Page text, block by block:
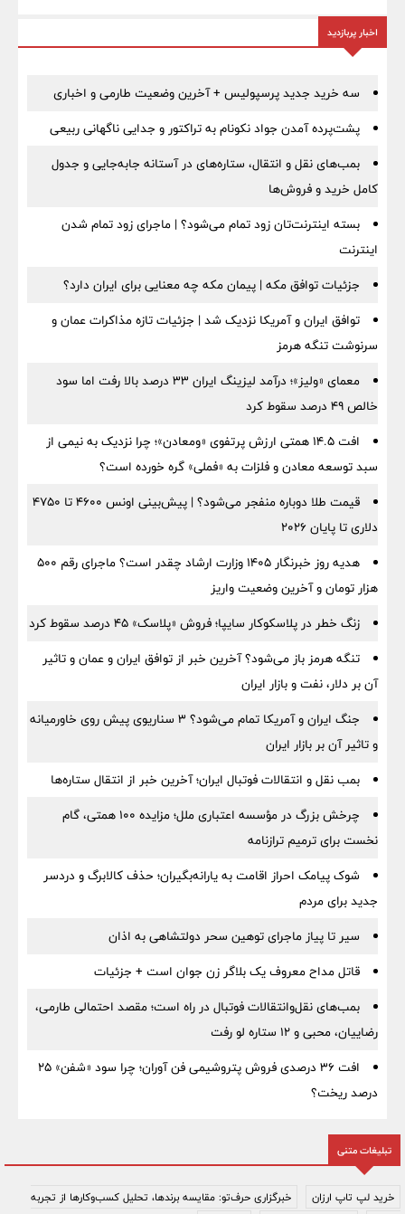
اخبار پربازدید
سه خرید جدید پرسپولیس + آخرین وضعیت طارمی و اخباری
پشت‌پرده آمدن جواد نکونام به تراکتور و جدایی ناگهانی ربیعی
بمب‌های نقل و انتقال، ستاره‌های در آستانه جابه‌جایی و جدول
کامل خرید و فروش‌ها
بسته اینترنت‌تان زود تمام می‌شود؟ | ماجرای زود تمام شدن
اینترنت
جزئیات توافق مکه | پیمان مکه چه معنایی برای ایران دارد؟
توافق ایران و آمریکا نزدیک شد | جزئیات تازه مذاکرات عمان و
سرنوشت تنگه هرمز
معمای «ولیز»؛ درآمد لیزینگ ایران ۳۳ درصد بالا رفت اما سود
خالص ۴۹ درصد سقوط کرد
افت ۱۴.۵ همتی ارزش پرتفوی «ومعادن»؛ چرا نزدیک به نیمی از
سبد توسعه معادن و فلزات به «فملی» گره خورده است؟
قیمت طلا دوباره منفجر می‌شود؟ | پیش‌بینی اونس ۴۶۰۰ تا ۴۷۵۰
دلاری تا پایان ۲۰۲۶
هدیه روز خبرنگار ۱۴۰۵ وزارت ارشاد چقدر است؟ ماجرای رقم ۵۰۰
هزار تومان و آخرین وضعیت واریز
زنگ خطر در پلاسکوکار سایپا؛ فروش «پلاسک» ۴۵ درصد سقوط کرد
تنگه هرمز باز می‌شود؟ آخرین خبر از توافق ایران و عمان و تاثیر
آن بر دلار، نفت و بازار ایران
جنگ ایران و آمریکا تمام می‌شود؟ ۳ سناریوی پیش روی خاورمیانه
و تاثیر آن بر بازار ایران
بمب نقل‌ و انتقالات فوتبال ایران؛ آخرین خبر از انتقال ستاره‌ها
چرخش بزرگ در مؤسسه اعتباری ملل؛ مزایده ۱۰۰ همتی، گام
نخست برای ترمیم ترازنامه
شوک پیامک احراز اقامت به یارانه‌بگیران؛ حذف کالابرگ و دردسر
جدید برای مردم
سیر تا پیاز ماجرای توهین سحر دولتشاهی به اذان
قاتل مداح معروف یک بلاگر زن جوان است + جزئیات
بمب‌های نقل‌وانتقالات فوتبال در راه است؛ مقصد احتمالی طارمی،
رضاییان، محبی و ۱۲ ستاره لو رفت
افت ۳۶ درصدی فروش پتروشیمی فن آوران؛ چرا سود «شفن» ۲۵
درصد ریخت؟
تبلیغات متنی
خرید لپ تاپ ارزان
خبرگزاری حرف‌تو: مقایسه برندها، تحلیل کسب‌وکارها از تجربه